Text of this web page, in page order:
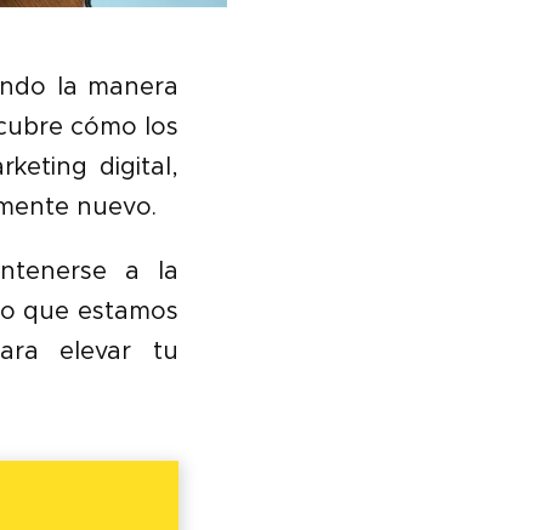
la manera
cómo los
digital,
nuevo.
a la
que estamos
elevar tu